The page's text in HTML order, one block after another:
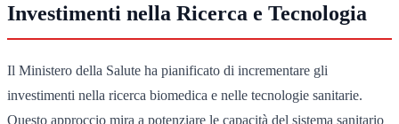
Investimenti nella Ricerca e Tecnologia
Il Ministero della Salute ha pianificato di incrementare gli
investimenti nella ricerca biomedica e nelle tecnologie sanitarie.
Questo approccio mira a potenziare le capacità del sistema sanitario